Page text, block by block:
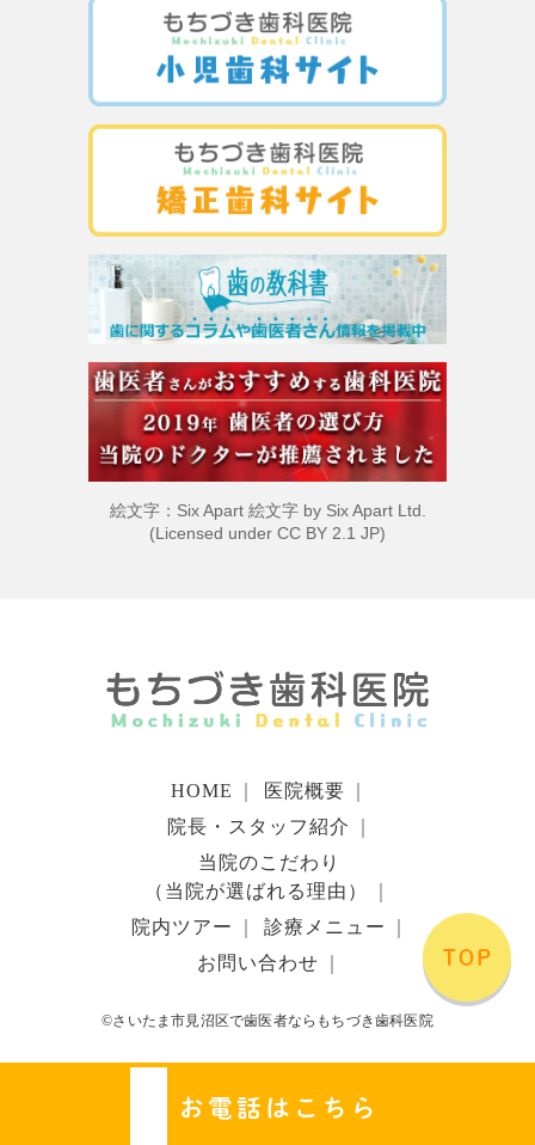
絵文字：Six Apart 絵文字 by Six Apart Ltd.
(Licensed under CC BY 2.1 JP)
HOME 医院概要
院長・スタッフ紹介
当院のこだわり
（当院が選ばれる理由）
院内ツアー
診療メニュー
お問い合わせ
©さいたま市見沼区で歯医者ならもちづき歯科医院
お電話はこちら